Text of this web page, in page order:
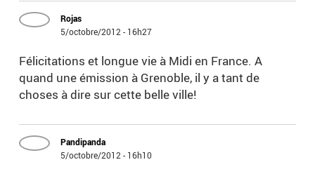
Rojas
5/octobre/2012 - 16h27
Félicitations et longue vie à Midi en France. A
quand une émission à Grenoble, il y a tant de
choses à dire sur cette belle ville!
Pandipanda
5/octobre/2012 - 16h10